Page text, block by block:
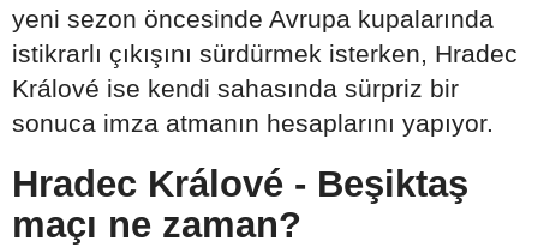
yeni sezon öncesinde Avrupa kupalarında
istikrarlı çıkışını sürdürmek isterken, Hradec
Králové ise kendi sahasında sürpriz bir
sonuca imza atmanın hesaplarını yapıyor.
Hradec Králové - Beşiktaş
maçı ne zaman?